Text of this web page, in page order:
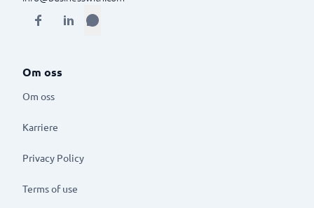
Om oss
Om oss
Karriere
Privacy Policy
Terms of use